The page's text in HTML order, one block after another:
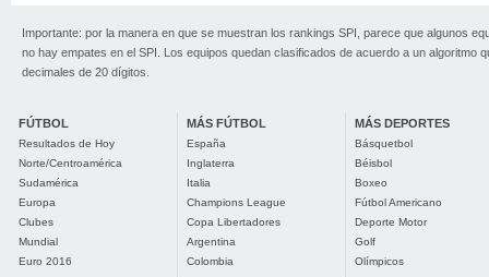
Importante: por la manera en que se muestran los rankings SPI, parece que algunos
no hay empates en el SPI. Los equipos quedan clasificados de acuerdo a un algoritmo
decimales de 20 dígitos.
FÚTBOL
Resultados de Hoy
Norte/Centroamérica
Sudamérica
Europa
Clubes
Mundial
Euro 2016
MÁS FÚTBOL
España
Inglaterra
Italia
Champions League
Copa Libertadores
Argentina
Colombia
MÁS DEPORTES
Básquetbol
Béisbol
Boxeo
Fútbol Americano
Deporte Motor
Golf
Olímpicos